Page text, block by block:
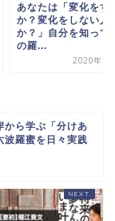
日
【組織論】成果
織になる３つの
から学ぶ「分けあ
波羅蜜を日々実践